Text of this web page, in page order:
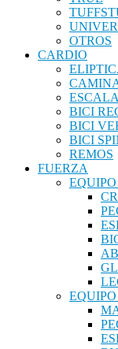
OTROS
CARDIO
BICI
BICI
BICI
REMOS
FUERZA